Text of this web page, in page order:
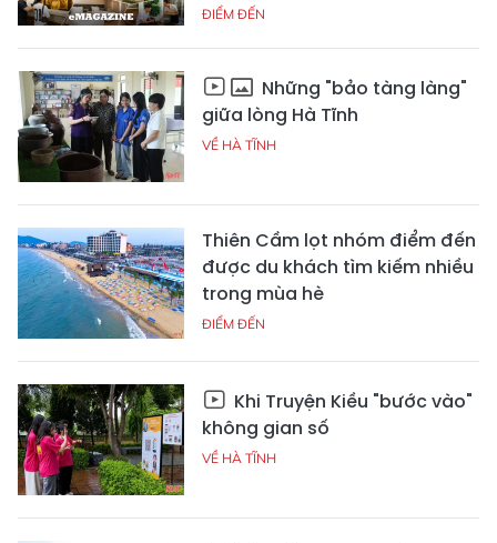
ĐIỂM ĐẾN
Những "bảo tàng làng"
giữa lòng Hà Tĩnh
VỀ HÀ TĨNH
Thiên Cầm lọt nhóm điểm đến
được du khách tìm kiếm nhiều
trong mùa hè
ĐIỂM ĐẾN
Khi Truyện Kiều "bước vào"
không gian số
VỀ HÀ TĨNH